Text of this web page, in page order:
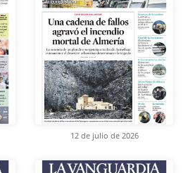
12 de julio de 2026